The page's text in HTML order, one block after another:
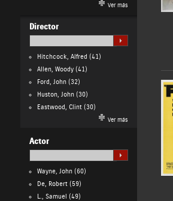
Ver más
Director
Hitchcock, Alfred (41)
Allen, Woody(41)
Ford, John(32)
Huston, John(30)
Eastwood, Clint(30)
Ver más
Actor
Wayne, John(60)
De, Robert(59)
L., Samuel (49)